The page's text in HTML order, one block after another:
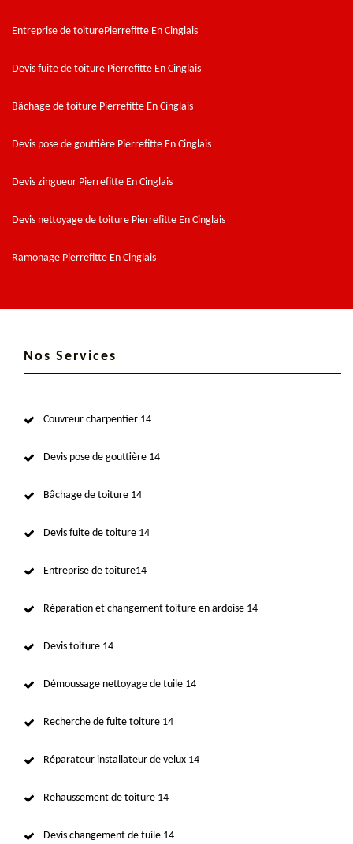
Entreprise de toiturePierrefitte En Cinglais
Devis fuite de toiture Pierrefitte En Cinglais
Bâchage de toiture Pierrefitte En Cinglais
Devis pose de gouttière Pierrefitte En Cinglais
Devis zingueur Pierrefitte En Cinglais
Devis nettoyage de toiture Pierrefitte En Cinglais
Ramonage Pierrefitte En Cinglais
Nos Services
Couvreur charpentier 14
Devis pose de gouttière 14
Bâchage de toiture 14
Devis fuite de toiture 14
Entreprise de toiture14
Réparation et changement toiture en ardoise 14
Devis toiture 14
Démoussage nettoyage de tuile 14
Recherche de fuite toiture 14
Réparateur installateur de velux 14
Rehaussement de toiture 14
Devis changement de tuile 14